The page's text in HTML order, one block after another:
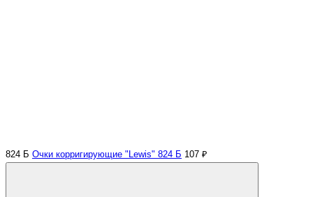
824 Б Очки корригирующие "Lewis" 824 Б 107 ₽